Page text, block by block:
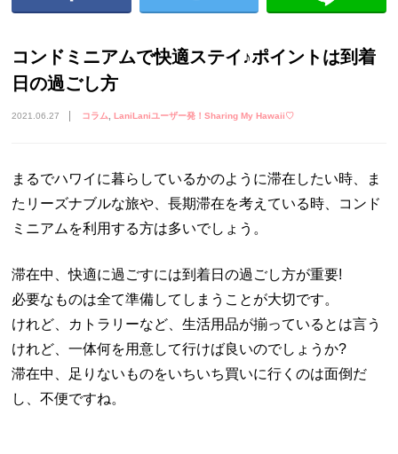
コンドミニアムで快適ステイ♪ポイントは到着
日の過ごし方
2021.06.27 コラム LaniLaniユーザー発！Sharing My Hawaii♡
まるでハワイに暮らしているかのように滞在したい時、ま
たリーズナブルな旅や、長期滞在を考えている時、コンド
ミニアムを利用する方は多いでしょう。
滞在中、快適に過ごすには到着日の過ごし方が重要!
必要なものは全て準備してしまうことが大切です。
けれど、カトラリーなど、生活用品が揃っているとは言う
けれど、一体何を用意して行けば良いのでしょうか?
滞在中、足りないものをいちいち買いに行くのは面倒だ
し、不便ですね。